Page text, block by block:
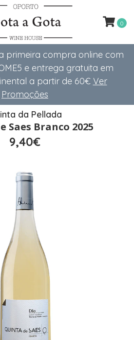
primeira compra online com
e entrega gratuita em
a partir de 60€ Ver
Promoções
0
da Pellada
Saes Branco 2025
9,40€